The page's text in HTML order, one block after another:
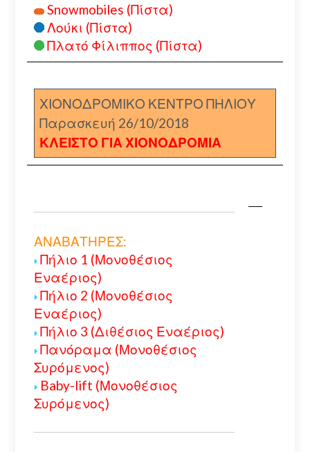
Snowmobiles (Πίστα)
Λούκι (Πίστα)
Πλατό Φίλιππος (Πίστα)
ΧΙΟΝΟΔΡΟΜΙΚΟ ΚΕΝΤΡΟ ΠΗΛΙΟΥ
Παρασκευή 26/10/2018
ΚΛΕΙΣΤΟ ΓΙΑ ΧΙΟΝΟΔΡΟΜΙΑ
ΑΝΑΒΑΤΗΡΕΣ:
Πήλιο 1 (Μονοθέσιος
Εναέριος)
Πήλιο 2 (Μονοθέσιος
Εναέριος)
Πήλιο 3 (Διθέσιος Εναέριος)
Πανόραμα (Μονοθέσιος
Συρόμενος)
Baby-lift (Μονοθέσιος
Συρόμενος)